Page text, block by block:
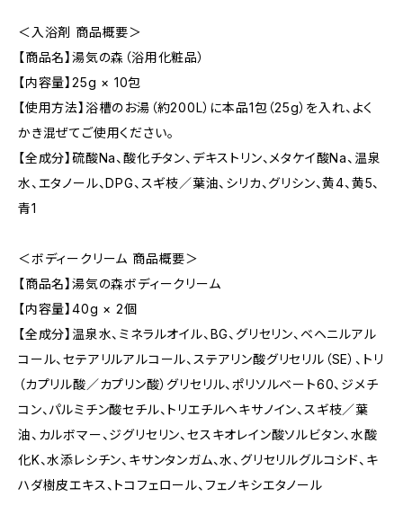
＜入浴剤 商品概要＞
【商品名】湯気の森（浴用化粧品）
【内容量】25g × 10包
【使用方法】浴槽のお湯（約200L）に本品1包（25g）を入れ、よく
かき混ぜてご使用ください。
【全成分】硫酸Na、酸化チタン、デキストリン、メタケイ酸Na、温泉
水、エタノール、DPG、スギ枝／葉油、シリカ、グリシン、黄4、黄5、
青1
＜ボディークリーム 商品概要＞
【商品名】湯気の森ボディークリーム
【内容量】40g × 2個
【全成分】温泉水、ミネラルオイル、BG、グリセリン、ベヘニルアル
コール、セテアリルアルコール、ステアリン酸グリセリル（SE）、トリ
（カプリル酸／カプリン酸）グリセリル、ポリソルベート60、ジメチ
コン、パルミチン酸セチル、トリエチルヘキサノイン、スギ枝／葉
油、カルボマー、ジグリセリン、セスキオレイン酸ソルビタン、水酸
化K、水添レシチン、キサンタンガム、水、グリセリルグルコシド、キ
ハダ樹皮エキス、トコフェロール、フェノキシエタノール